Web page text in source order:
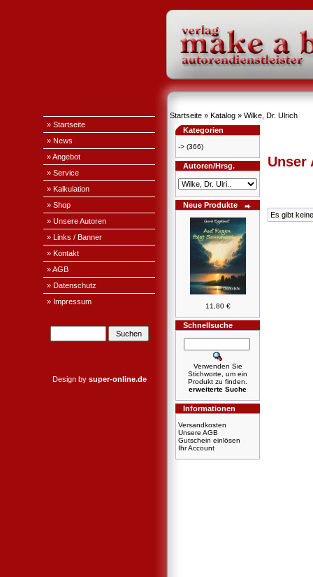
» Startseite
» News
» Angebot
» Service
» Kalkulation
» Shop
» Unsere Autoren
» Links / Banner
» Kontakt
» AGB
» Datenschutz
» Impressum
Design by super-online.de
Startseite » Katalog » Wilke, Dr. Ulrich
Kategorien
-> (366)
Autoren/Hrsg.
Neue Produkte
11,80 €
Schnellsuche
Verwenden Sie
Stichworte, um ein
Produkt zu finden.
erweiterte Suche
Informationen
Versandkosten
Unsere AGB
Gutschein einlösen
Ihr Account
Unser
Es gibt